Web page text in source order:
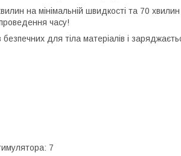
на мінімальній швидкості та 70
часу!
для тіла матеріалів і
7